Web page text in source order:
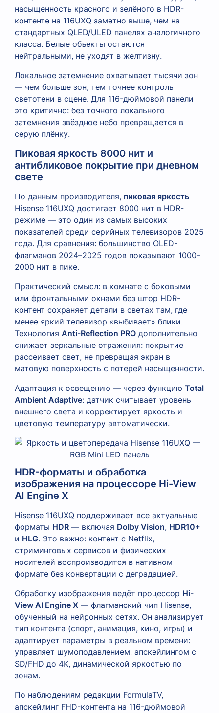
насыщенность красного и зелёного в HDR-
контенте на 116UXQ заметно выше, чем на
стандартных QLED/ULED панелях аналогичного
класса. Белые объекты остаются
нейтральными, не уходят в желтизну.
Локальное затемнение охватывает тысячи зон
— чем больше зон, тем точнее контроль
светотени в сцене. Для 116-дюймовой панели
это критично: без точного локального
затемнения звёздное небо превращается в
серую плёнку.
Пиковая яркость 8000 нит и
антибликовое покрытие при дневном
свете
По данным производителя, пиковая яркость
Hisense 116UXQ достигает 8000 нит в HDR-
режиме — это один из самых высоких
показателей среди серийных телевизоров 2025
года. Для сравнения: большинство OLED-
флагманов 2024–2025 годов показывают 1000–
2000 нит в пике.
Практический смысл: в комнате с боковыми
или фронтальными окнами без штор HDR-
контент сохраняет детали в светах там, где
менее яркий телевизор «выбивает» блики.
Технология Anti-Reflection PRO дополнительно
снижает зеркальные отражения: покрытие
рассеивает свет, не превращая экран в
матовую поверхность с потерей насыщенности.
Адаптация к освещению — через функцию Total
Ambient Adaptive: датчик считывает уровень
внешнего света и корректирует яркость и
цветовую температуру автоматически.
HDR-форматы и обработка
изображения на процессоре Hi-View
AI Engine X
Hisense 116UXQ поддерживает все актуальные
форматы HDR — включая Dolby Vision, HDR10+
и HLG. Это важно: контент с Netflix,
стриминговых сервисов и физических
носителей воспроизводится в нативном
формате без конвертации с деградацией.
Обработку изображения ведёт процессор Hi-
View AI Engine X — флагманский чип Hisense,
обученный на нейронных сетях. Он анализирует
тип контента (спорт, анимация, кино, игры) и
адаптирует параметры в реальном времени:
управляет шумоподавлением, апскейлингом с
SD/FHD до 4K, динамической яркостью по
зонам.
По наблюдениям редакции FormulaTV,
апскейлинг FHD-контента на 116-дюймовой